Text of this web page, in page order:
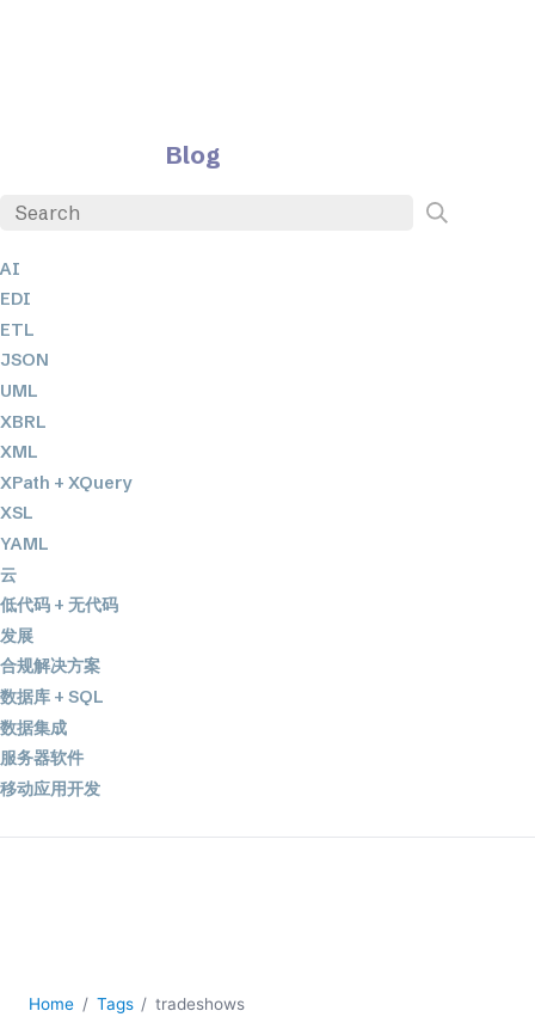
Blog
AI
EDI
ETL
JSON
UML
XBRL
XML
XPath + XQuery
XSL
YAML
云
低代码 + 无代码
发展
合规解决方案
数据库 + SQL
数据集成
服务器软件
移动应用开发
2026
2021
Home Tags tradeshows